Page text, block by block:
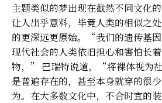
主题类似的梦出现在截然不同文化
让人出乎意料，毕竟人类的相似之
的更深远更原始。“我们的遗传基因
现代社会的人类依旧担心和害怕长
物，” 巴瑞特说道，“将裸体视为
是普遍存在的，甚至本身就穿的很
为。在大多数文化中，不合时宜的